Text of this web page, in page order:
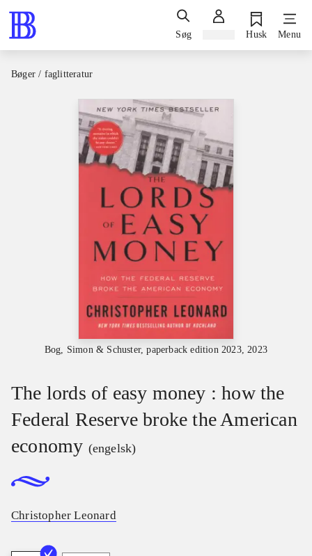
Søg Husk Menu
Bøger / faglitteratur
Bog, Simon & Schuster, paperback edition 2023, 2023
The lords of easy money : how the
Federal Reserve broke the American
economy (engelsk)
Christopher Leonard